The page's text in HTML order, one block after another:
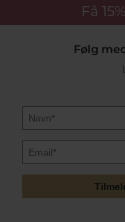
Få 15%
Følg